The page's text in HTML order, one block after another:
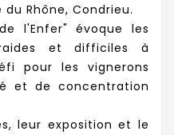
Rhône, Condrieu.
l'Enfer" évoque les
et difficiles à
pour les vignerons
et de concentration
leur exposition et le